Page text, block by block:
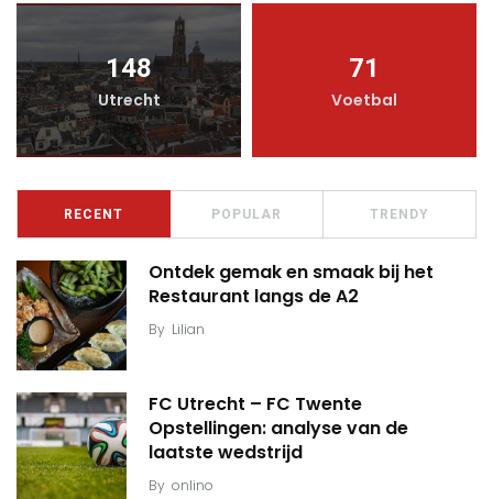
148
Utrecht
71
Voetbal
RECENT POPULAR TRENDY
Ontdek gemak en smaak bij het
Restaurant langs de A2
By Lilian
FC Utrecht – FC Twente
Opstellingen: analyse van de
laatste wedstrijd
By onlino